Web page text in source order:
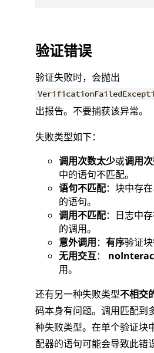
验证错误
验证失败时，会抛出
出报告。不要捕获该异常。
失败类型如下：
调用次数太少或调用
中的语句不匹配。
语句不匹配：块中存
的语句。
调用不匹配：日志中
的调用。
意外调用： 有序验证
无用交互：
用。
还有另一种失败类型不相交
码本身有问题。调用匹配到
种失败类型。在单个验证块
配器的语句可能会导致此错